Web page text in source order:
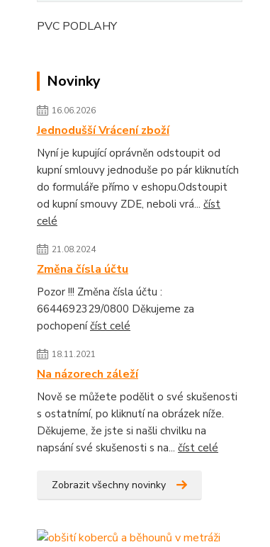
PVC PODLAHY
Novinky
16.06.2026
Jednodušší Vrácení zboží
Nyní je kupující oprávněn odstoupit od
kupní smlouvy jednoduše po pár kliknutích
do formuláře přímo v eshopu.Odstoupit
od kupní smouvy ZDE, neboli vrá... číst
celé
21.08.2024
Změna čísla účtu
Pozor !!! Změna čísla účtu :
6644692329/0800 Děkujeme za
pochopeníčíst celé
18.11.2021
Na názorech záleží
Nově se můžete podělit o své skušenosti
s ostatnímí, po kliknutí na obrázek níže.
Děkujeme, že jste si našli chvilku na
napsání své skušenosti s na... číst celé
Zobrazit všechny novinky